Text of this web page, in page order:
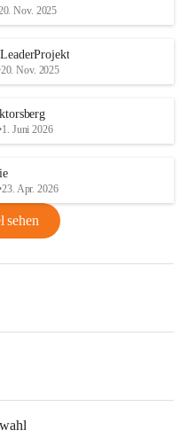
Nov. 2025
20. Nov. 2025
1. Juni 2026
23. Apr. 2026
sehen